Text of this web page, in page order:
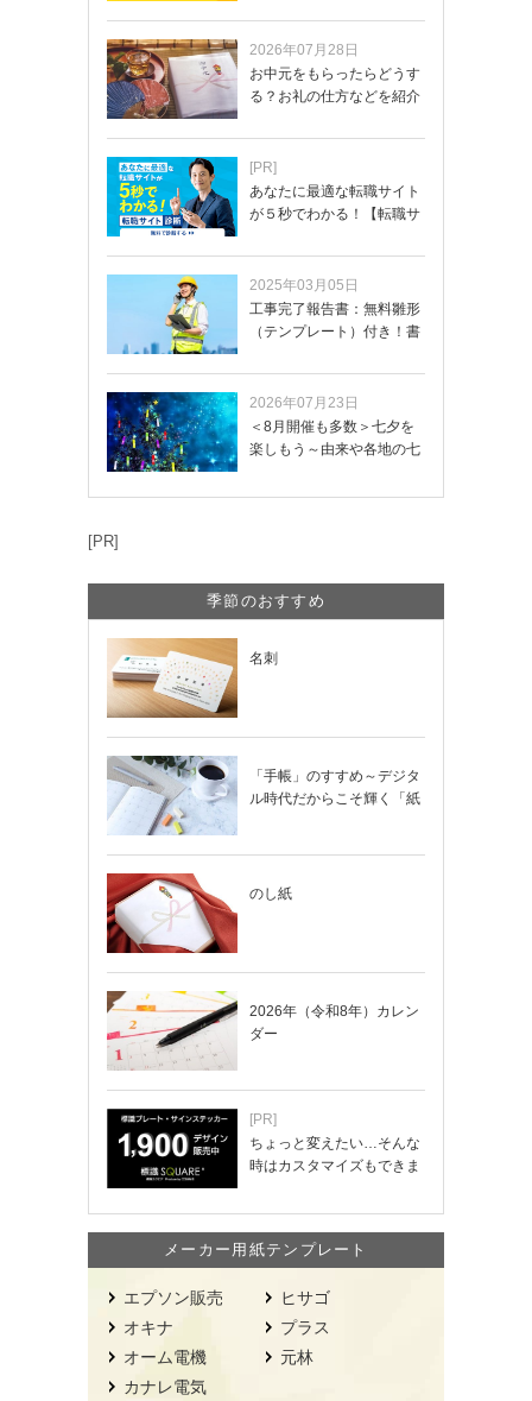
2026年07月28日
お中元をもらったらどうす
る？お礼の仕方などを紹介
[PR]
あなたに最適な転職サイト
が５秒でわかる！【転職サ
2025年03月05日
工事完了報告書：無料雛形
（テンプレート）付き！書
2026年07月23日
＜8月開催も多数＞七夕を
楽しもう～由来や各地の七
[PR]
季節のおすすめ
名刺
「手帳」のすすめ～デジタ
ル時代だからこそ輝く「紙
のし紙
2026年（令和8年）カレン
ダー
[PR]
ちょっと変えたい…そんな
時はカスタマイズもできま
メーカー用紙テンプレート
エプソン販売
オキナ
オーム電機
カナレ電気
ヒサゴ
プラス
元林